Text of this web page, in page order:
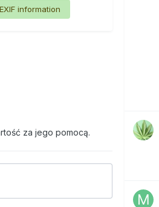
information
za jego pomocą.